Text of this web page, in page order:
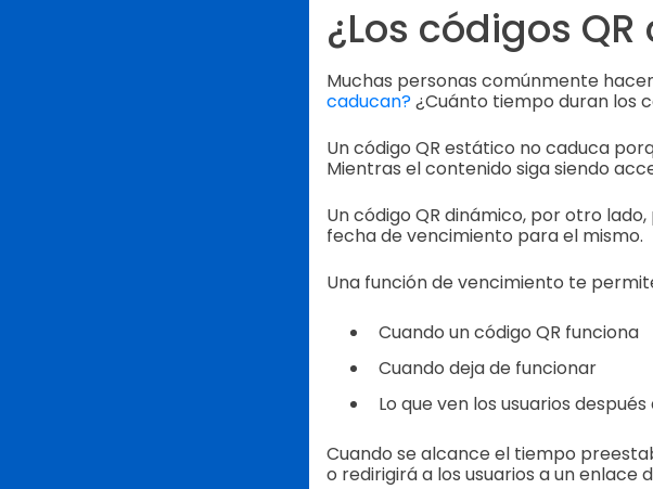
¿Los códigos
Muchas personas comúnmente
caducan?¿Cuánto tiempo duran los
Un código QR estático no caduca
Mientras el contenido siga siendo
Un código QR dinámico, por otro
fecha de vencimiento para el mismo.
Una función de vencimiento te
Cuando un código QR funciona
Cuando deja de funcionar
Lo que ven los usuarios
Cuando se alcance el tiempo
o redirigirá a los usuarios a un enlace